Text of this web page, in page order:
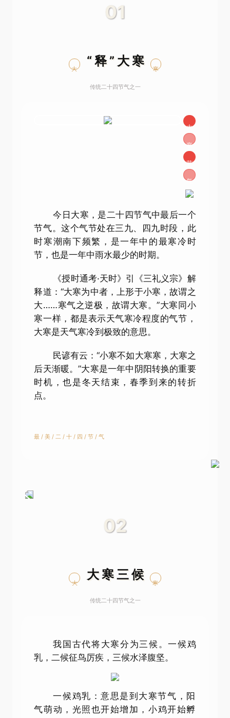
01
大
“释”大寒
传统二十四节气之一
寒
大
寒
节
气
今日大寒，是二十四节气中最后一个
节气。这个气节处在三九、四九时段，此
时寒潮南下频繁，是一年中的最寒冷时
节，也是一年中雨水最少的时期。
《授时通考·天时》引《三礼义宗》解
释道：“大寒为中者，上形于小寒，故谓之
大……寒气之逆极，故谓大寒。”大寒同小
寒一样，都是表示天气寒冷程度的气节，
大寒是天气寒冷到极致的意思。
民谚有云：“小寒不如大寒寒，大寒之
后天渐暖。”大寒是一年中阴阳转换的重要
时机，也是冬天结束，春季到来的转折
点。
最 / 美 / 二 / 十 / 四 / 节 / 气
02
大
大寒三候
传统二十四节气之一
寒
我国古代将大寒分为三候。一候鸡
乳，二候征鸟厉疾，三候水泽腹坚。
一候鸡乳：意思是到大寒节气，阳
气萌动，光照也开始增加，小鸡开始孵